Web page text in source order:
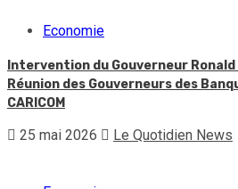
Economie
Intervention du Gouverneur
Réunion des Gouverneurs des
CARICOM
25 mai 2026 Le Quotidien News